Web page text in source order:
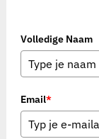
Volledige Naam
Email*